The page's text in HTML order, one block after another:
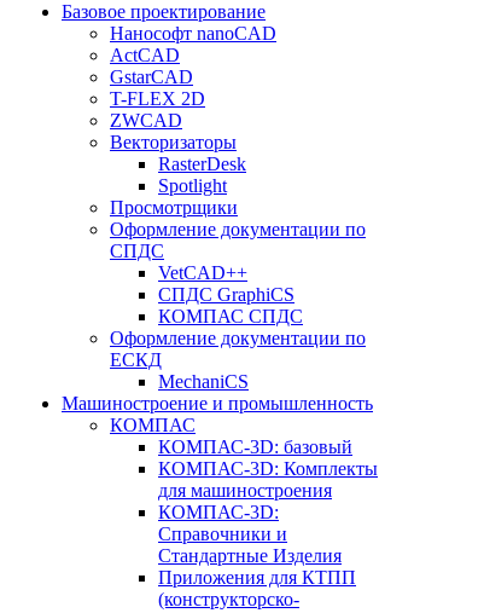
Базовое проектирование
Нанософт nanoCAD
ActCAD
GstarCAD
T-FLEX 2D
ZWCAD
Векторизаторы
RasterDesk
Spotlight
Просмотрщики
Оформление документации по
СПДС
VetCAD++
СПДС GraphiCS
КОМПАС СПДС
Оформление документации по
ЕСКД
MechaniCS
Машиностроение и промышленность
КОМПАС
КОМПАС-3D: базовый
КОМПАС-3D: Комплекты
для машиностроения
КОМПАС-3D:
Справочники и
Стандартные Изделия
Приложения для КТПП
(конструкторско-